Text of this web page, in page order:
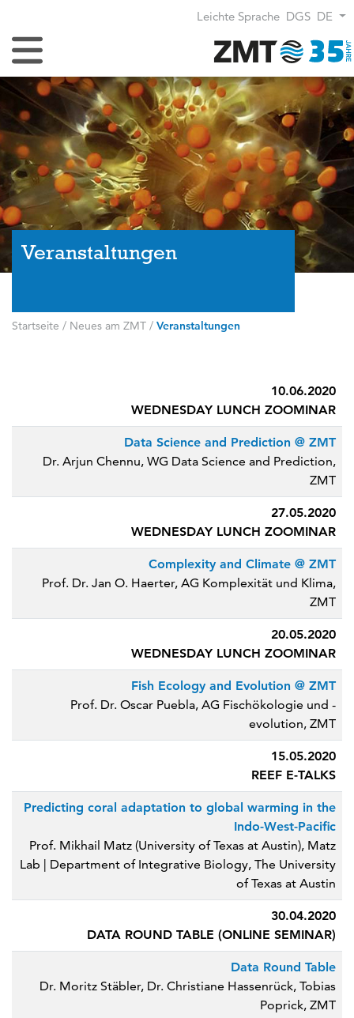
Leichte Sprache DGS DE
Navigation umschalten
Veranstaltungen
Startseite / Neues am ZMT / Veranstaltungen
10.06.2020
WEDNESDAY LUNCH ZOOMINAR
Data Science and Prediction @ ZMT
Dr. Arjun Chennu, WG Data Science and Prediction,
ZMT
27.05.2020
WEDNESDAY LUNCH ZOOMINAR
Complexity and Climate @ ZMT
Prof. Dr. Jan O. Haerter, AG Komplexität und Klima,
ZMT
20.05.2020
WEDNESDAY LUNCH ZOOMINAR
Fish Ecology and Evolution @ ZMT
Prof. Dr. Oscar Puebla, AG Fischökologie und -
evolution, ZMT
15.05.2020
REEF E-TALKS
Predicting coral adaptation to global warming in the
Indo-West-Pacific
Prof. Mikhail Matz (University of Texas at Austin), Matz
Lab | Department of Integrative Biology, The University
of Texas at Austin
30.04.2020
DATA ROUND TABLE (ONLINE SEMINAR)
Data Round Table
Dr. Moritz Stäbler, Dr. Christiane Hassenrück, Tobias
Poprick, ZMT